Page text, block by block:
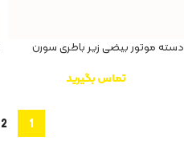
دسته موتور بیضی زیر باطری سورن
تماس بگیرید
1
2